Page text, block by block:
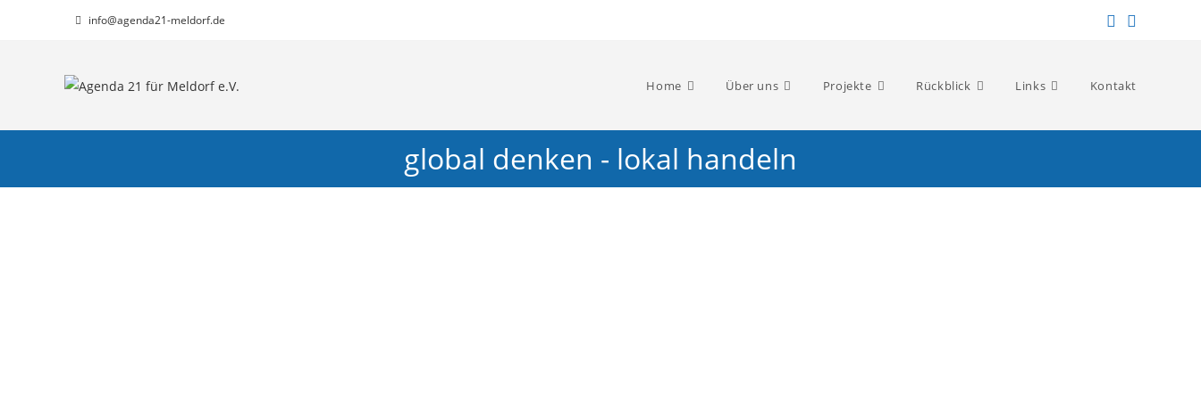
info@agenda21-meldorf.de
Home Über uns Projekte Rückblick Links Kontakt
global denken - lokal handeln